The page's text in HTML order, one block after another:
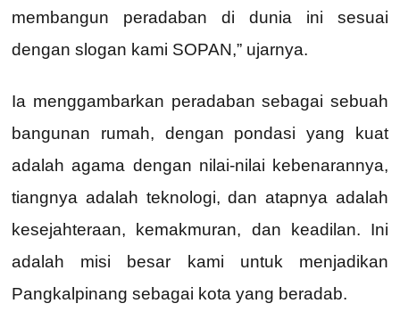
membangun peradaban di dunia ini sesuai
dengan slogan kami SOPAN,” ujarnya.
Ia menggambarkan peradaban sebagai sebuah
bangunan rumah, dengan pondasi yang kuat
adalah agama dengan nilai-nilai kebenarannya,
tiangnya adalah teknologi, dan atapnya adalah
kesejahteraan, kemakmuran, dan keadilan. Ini
adalah misi besar kami untuk menjadikan
Pangkalpinang sebagai kota yang beradab.